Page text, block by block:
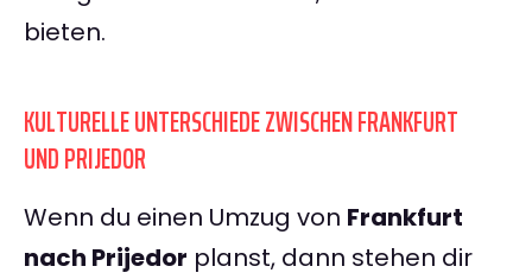
bieten.
KULTURELLE UNTERSCHIEDE ZWISCHEN FRANKFURT
UND PRIJEDOR
Wenn du einen Umzug von Frankfurt
nach Prijedor planst, dann stehen dir